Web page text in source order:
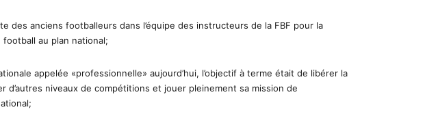
des anciens footballeurs dans l’équipe des instructeurs de la FBF pour la
au plan national;
appelée «professionnelle» aujourd’hui, l’objectif à terme était de libérer la
d’autres niveaux de compétitions et jouer pleinement sa mission de